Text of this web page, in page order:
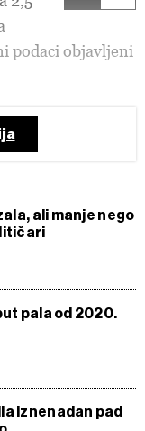
podaci objavljeni
ali manje nego
pala od 2020.
iznenadan pad